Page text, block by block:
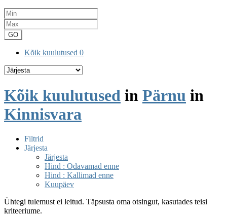
GO
Kõik kuulutused 0
Kõik kuulutused in Pärnu in
Kinnisvara
Filtrid
Järjesta
Järjesta
Hind : Odavamad enne
Hind : Kallimad enne
Kuupäev
Ühtegi tulemust ei leitud. Täpsusta oma otsingut, kasutades teisi
kriteeriume.